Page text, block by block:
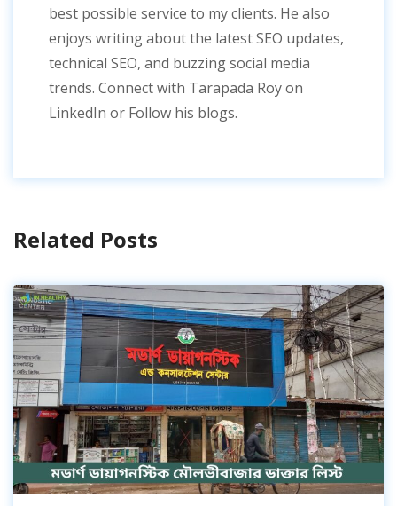
best possible service to my clients. He also
enjoys writing about the latest SEO updates,
technical SEO, and buzzing social media
trends. Connect with Tarapada Roy on
LinkedIn or Follow his blogs.
Related Posts